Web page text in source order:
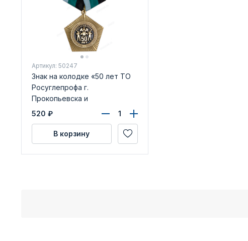
Артикул: 50247
Знак на колодке «50 лет ТО
Росуглепрофа г.
Прокопьевска и
Прокопьевского района»
520 ₽
В корзину